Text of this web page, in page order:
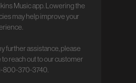
Music app. Lowering the
may help improve your
further assistance, please
to reach out to our customer
800-370-3740.